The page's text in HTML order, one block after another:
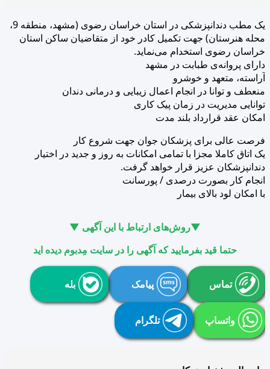
یک مطب دندانپزشکی در استان خراسان رضوی (مشهد، منطقه 9،
محله هنرستان) جهت تکمیل کادر خود از متقاضیان ساکن استان‌
خراسان رضوی استخدام می‌نماید.
دارای پروانه‌ی طبابت در مشهد
آراسته، متعهد و خوشرو
منعطف و توانا در انجام اعمال زیبایی و درمانی دندان
توانایی مدیریت در زمان پیک کاری
امکان عقد قرارداد بلند مدت
فرصت عالی برای پزشکان جوان جهت شروع کار
یک اتاق کاملا مجزا با تمامی امکانات به روز و جدید در اختیار
دندانپزشکان عزیز قرار خواهد گرفت.
انجام کار بصورت درصدی / پورسانت
با امکان لود بالای بیمار
▼روش‌های ارتباط با این آگهی ▼
حتما قید بفرمایید که آگهی را در سایت مِدبوم دیده اید
تماس پیامک بله
واتساپ تلگرام